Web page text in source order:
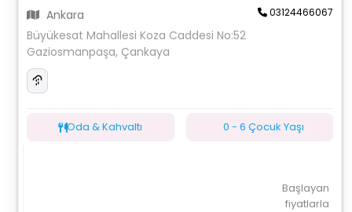
Ankara 03124466067
Büyükesat Mahallesi Koza Caddesi No:52
Gaziosmanpaşa, Çankaya
Oda & Kahvaltı 0 - 6 Çocuk Yaşı
Başlayan
fiyatlarla